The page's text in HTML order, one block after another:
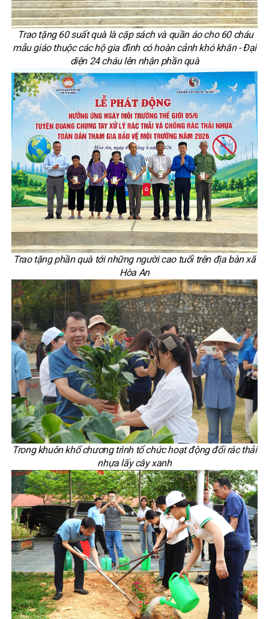
Trao tặng 60 suất quà là cặp sách và quần áo cho 60 cháu
mẫu giáo thuộc các hộ gia đình có hoàn cảnh khó khăn - Đại
diện 24 cháu lên nhận phần quà
Trao tặng phần quà tới những người cao tuổi trên địa bàn xã
Hòa An
Trong khuôn khổ chương trình tổ chức hoạt động đổi rác thải
nhựa lấy cây xanh